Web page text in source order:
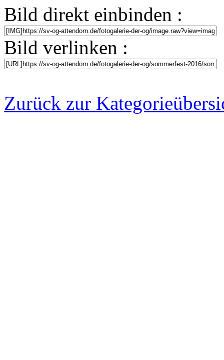
Bild direkt einbinden :
Bild verlinken :
Zurück zur